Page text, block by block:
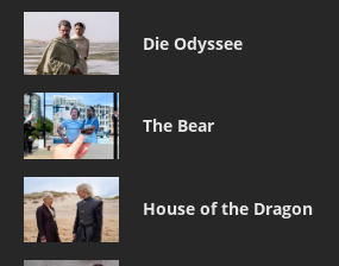
Die Odyssee
The Bear
House of the Dragon